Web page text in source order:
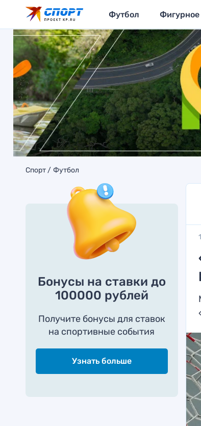
Футбол Фигурное
Спорт Футбол
Бонусы на ставки до
100000 рублей
Получите бонусы для ставок
на спортивные события
Узнать больше